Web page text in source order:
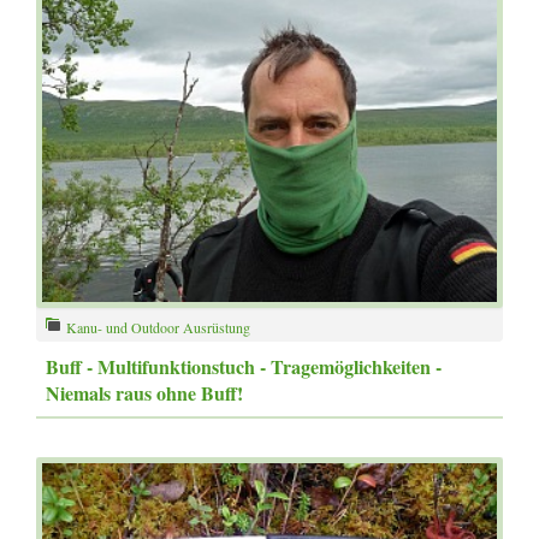
Kanu- und Outdoor Ausrüstung
Buff - Multifunktionstuch - Tragemöglichkeiten -
Niemals raus ohne Buff!